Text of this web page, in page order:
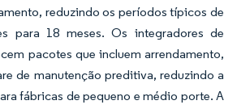
reduzindo os períodos típicos de
para 18 meses. Os integradores de
pacotes que incluem arrendamento,
de manutenção preditiva, reduzindo a
fábricas de pequeno e médio porte. A